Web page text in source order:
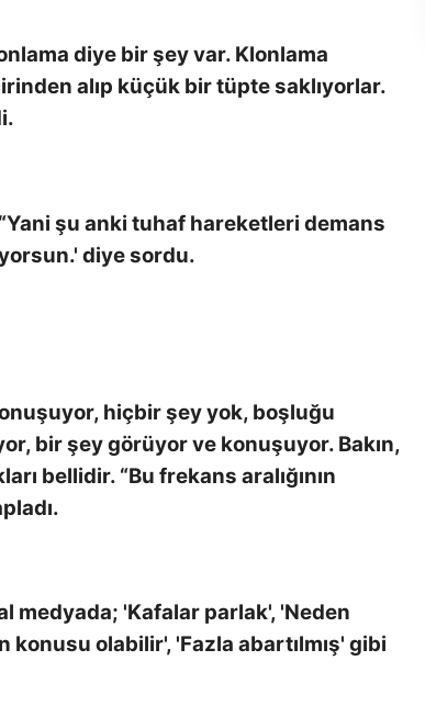
diye bir şey var. Klonlama
alıp küçük bir tüpte saklıyorlar.
şu anki tuhaf hareketleri demans
diye sordu.
hiçbir şey yok, boşluğu
bir şey görüyor ve konuşuyor. Bakın,
bellidir. “Bu frekans aralığının
medyada; 'Kafalar parlak', 'Neden
olabilir', 'Fazla abartılmış' gibi